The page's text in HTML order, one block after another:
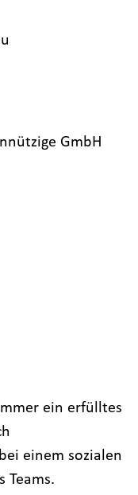
GmbH
ein erfülltes
einem sozialen
Teams.